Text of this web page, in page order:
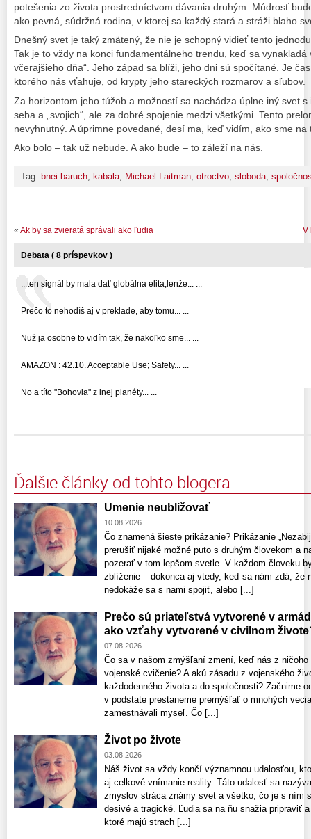
potešenia zo života prostredníctvom dávania druhým. Múdrosť
ako pevná, súdržná rodina, v ktorej sa každý stará a stráži blaho
Dnešný svet je taký zmätený, že nie je schopný vidieť tento
Tak je to vždy na konci fundamentálneho trendu, keď sa vynakladá
včerajšieho dňa“. Jeho západ sa blíži, jeho dni sú spočítané. Je
ktorého nás vťahuje, od krypty jeho stareckých rozmarov a sľubov.
Za horizontom jeho túžob a možností sa nachádza úplne iný svet
seba a „svojich“, ale za dobré spojenie medzi všetkými. Tento
nevyhnutný. A úprimne povedané, desí ma, keď vidím, ako sme na
Ako bolo – tak už nebude. A ako bude – to záleží na nás.
Tag: bnei baruch kabala Michael Laitman otroctvo sloboda
V
« Ak by sa zvieratá správali ako ľudia
Debata ( 8 príspevkov )
...ten signál by mala dať globálna elita,lenže... ...
Prečo to nehodíš aj v preklade, aby tomu... ...
Nuž ja osobne to vidím tak, že nakoľko sme... ...
AMAZON : 42.10. Acceptable Use; Safety... ...
No a títo "Bohovia" z inej planéty... ...
Ďalšie články od tohto blogera
Umenie neubližovať
10.08.2026
Čo znamená šieste prikázanie? Prikázanie
prerušiť nijaké možné puto s druhým človekom a
pozerať v tom lepšom svetle. V každom človeku
zblíženie – dokonca aj vtedy, keď sa nám zdá, že
nedokáže sa s nami spojiť, alebo [...]
Prečo sú priateľstvá vytvorené v
ako vzťahy vytvorené v civilnom
07.08.2026
Čo sa v našom zmýšľaní zmení, keď nás z
vojenské cvičenie? A akú zásadu z vojenského
každodenného života a do spoločnosti? Začnime
v podstate prestaneme premýšľať o mnohých
zamestnávali myseľ. Čo [...]
Život po živote
03.08.2026
Náš život sa vždy končí významnou udalosťou,
aj celkové vnímanie reality. Táto udalosť sa
zmyslov stráca známy svet a všetko, čo je s ním
desivé a tragické. Ľudia sa na ňu snažia pripraviť
ktoré majú strach [...]